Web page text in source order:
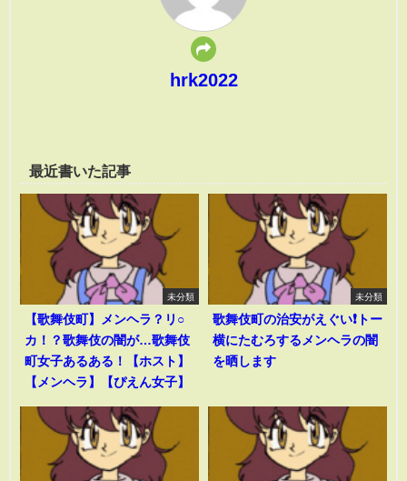
hrk2022
最近書いた記事
未分類
【歌舞伎町】メンヘラ？リ○
カ！？歌舞伎の闇が…歌舞伎
町女子あるある！【ホスト】
【メンヘラ】【ぴえん女子】
未分類
歌舞伎町の治安がえぐい❗️トー
横にたむろするメンヘラの闇
を晒します